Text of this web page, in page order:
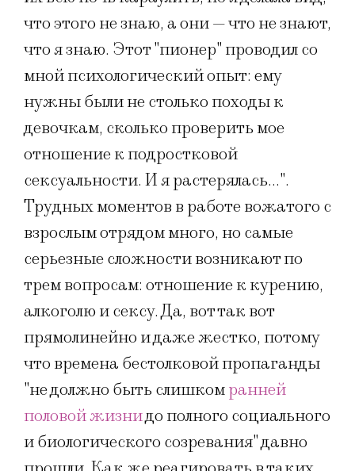
что этого не знаю, а они — что не знают,
что я знаю. Этот "пионер" проводил со
мной психологический опыт: ему
нужны были не столько походы к
девочкам, сколько проверить мое
отношение к подростковой
сексуальности. И я растерялась…".
Трудных моментов в работе вожатого с
взрослым отрядом много, но самые
серьезные сложности возникают по
трем вопросам: отношение к курению,
алкоголю и сексу. Да, вот так вот
прямолинейно и даже жестко, потому
что времена бестолковой пропаганды
"не должно быть слишкомранней
половой жизнидо полного социального
и биологического созревания" давно